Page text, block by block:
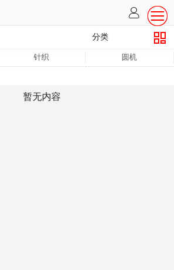
分类
针织 圆机
暂无内容